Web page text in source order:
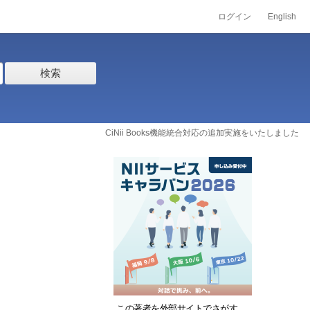
ログイン English
検索
CiNii Books機能統合対応の追加実施をいたしました